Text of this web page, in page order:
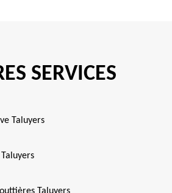
SERVICES
Taluyers